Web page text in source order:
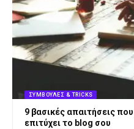
ΣΥΜΒΟΥΛΈΣ & TRICKS
9 βασικές απαιτήσεις
επιτύχει το blog σου